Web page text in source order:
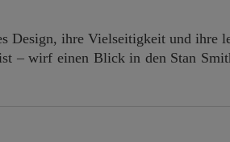
Design, ihre Vielseitigkeit und ihre
– wirf einen Blick in den Stan